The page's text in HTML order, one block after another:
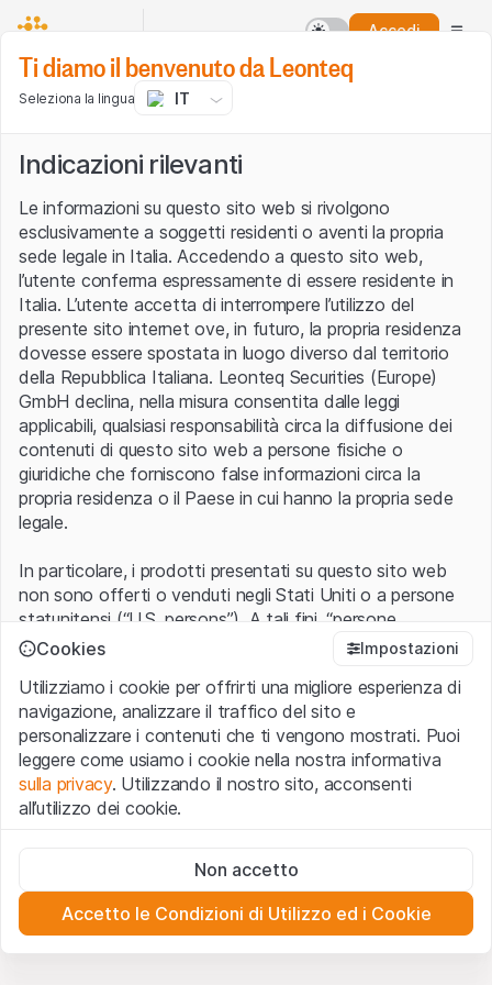
Accedi
Ti diamo il benvenuto da Leonteq
Seleziona la lingua IT
Indicazioni rilevanti
Le informazioni su questo sito web si rivolgono
esclusivamente a soggetti residenti o aventi la propria
sede legale in Italia. Accedendo a questo sito web,
l’utente conferma espressamente di essere residente in
Italia. L’utente accetta di interrompere l’utilizzo del
presente sito internet ove, in futuro, la propria residenza
dovesse essere spostata in luogo diverso dal territorio
della Repubblica Italiana. Leonteq Securities (Europe)
GmbH declina, nella misura consentita dalle leggi
applicabili, qualsiasi responsabilità circa la diffusione dei
contenuti di questo sito web a persone fisiche o
giuridiche che forniscono false informazioni circa la
propria residenza o il Paese in cui hanno la propria sede
legale.
In particolare, i prodotti presentati su questo sito web
non sono offerti o venduti negli Stati Uniti o a persone
statunitensi (“U.S. persons”). A tali fini, “persone
statunitensi” vanno intese nel significato ad esse ascritto
1933 che include le persone residenti negli Stati Uniti
d’America, le società per azioni e le altre forme societarie
americane.
Condizioni di utilizzo e informazioni legali
Con l’accesso al sito web (di seguito, il “Sito”) si dichiara
avvertenze importanti e le condizioni di utilizzo ivi rese
siano accettate, l’utente è tenuto ad interrompere
l’utilizzo del presente Sito.
Cookies Impostazioni
Utilizziamo i cookie per offrirti una migliore esperienza di
navigazione, analizzare il traffico del sito e
personalizzare i contenuti che ti vengono mostrati. Puoi
leggere come usiamo i cookie nella nostra informativa
sulla privacy. Utilizzando il nostro sito, acconsenti
all’utilizzo dei cookie.
Questi cookie sono necessari per il funzionamento del sito
web e non possono essere disattivati.
Cookie analitici
Questi cookie monitorano in forma anonima le interazioni
Non accetto
Accetto le Condizioni di Utilizzo ed i Cookie